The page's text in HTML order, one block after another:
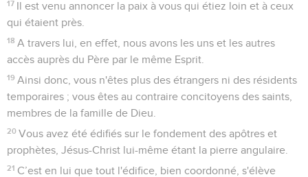
17 Il est venu annoncer la paix à vous qui étiez loin et à ceux
qui étaient près.
18 A travers lui, en effet, nous avons les uns et les autres
accès auprès du Père par le même Esprit.
19 Ainsi donc, vous n'êtes plus des étrangers ni des résidents
temporaires ; vous êtes au contraire concitoyens des saints,
membres de la famille de Dieu.
20 Vous avez été édifiés sur le fondement des apôtres et
prophètes, Jésus-Christ lui-même étant la pierre angulaire.
21 C’est en lui que tout l'édifice, bien coordonné, s'élève